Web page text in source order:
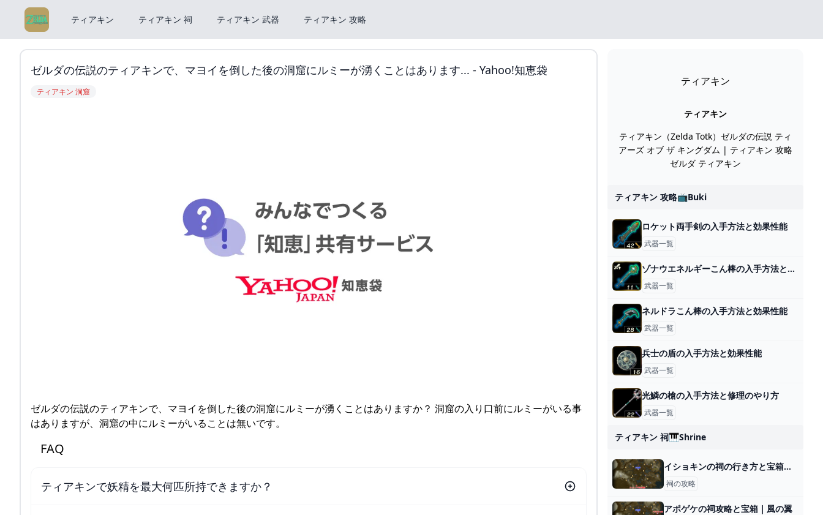
ティアキン ティアキン 祠 ティアキン 武器 ティアキン 攻略
ゼルダの伝説のティアキンで、マヨイを倒した後の洞窟にルミーが湧くことはあります... - Yahoo!知恵袋
ティアキン 洞窟
ゼルダの伝説のティアキンで、マヨイを倒した後の洞窟にルミーが湧くことはありますか？ 洞窟の入り口前にルミーがいる事
はありますが、洞窟の中にルミーがいることは無いです。
FAQ
ティアキンで妖精を最大何匹所持できますか？
ティアキン
ティアキン
ティアキン（Zelda Totk）ゼルダの伝説 ティ
アーズ オブ ザ キングダム | ティアキン 攻略
ゼルダ ティアキン
ティアキン 攻略📺buki
ロケット両手剣の入手方法と効果性能
武器一覧
ゾナウエネルギーこん棒の入手方法と効果性能
武器一覧
ネルドラこん棒の入手方法と効果性能
武器一覧
兵士の盾の入手方法と効果性能
武器一覧
光鱗の槍の入手方法と修理のやり方
武器一覧
ティアキン 祠🎹shrine
イショキンの祠の行き方と宝箱｜ラウルの祝福
祠の攻略
アポゲケの祠攻略と宝箱｜風の翼